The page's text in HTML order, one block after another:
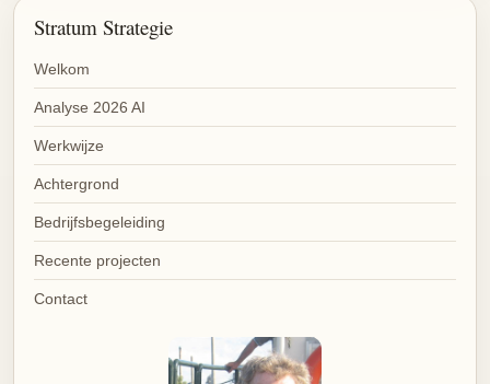
Stratum Strategie
Welkom
Analyse 2026 AI
Werkwijze
Achtergrond
Bedrijfsbegeleiding
Recente projecten
Contact